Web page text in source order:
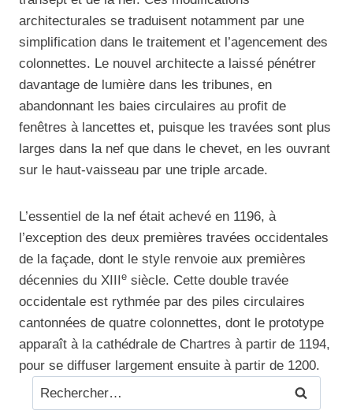
architecturales se traduisent notamment par une
simplification dans le traitement et l’agencement des
colonnettes. Le nouvel architecte a laissé pénétrer
davantage de lumière dans les tribunes, en
abandonnant les baies circulaires au profit de
fenêtres à lancettes et, puisque les travées sont plus
larges dans la nef que dans le chevet, en les ouvrant
sur le haut-vaisseau par une triple arcade.
L’essentiel de la nef était achevé en 1196, à
l’exception des deux premières travées occidentales
de la façade, dont le style renvoie aux premières
décennies du XIIIe siècle. Cette double travée
occidentale est rythmée par des piles circulaires
cantonnées de quatre colonnettes, dont le prototype
apparaît à la cathédrale de Chartres à partir de 1194,
pour se diffuser largement ensuite à partir de 1200.